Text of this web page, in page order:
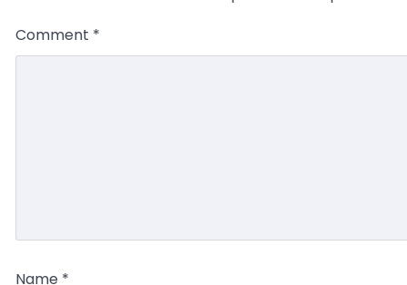
Comment *
Name *